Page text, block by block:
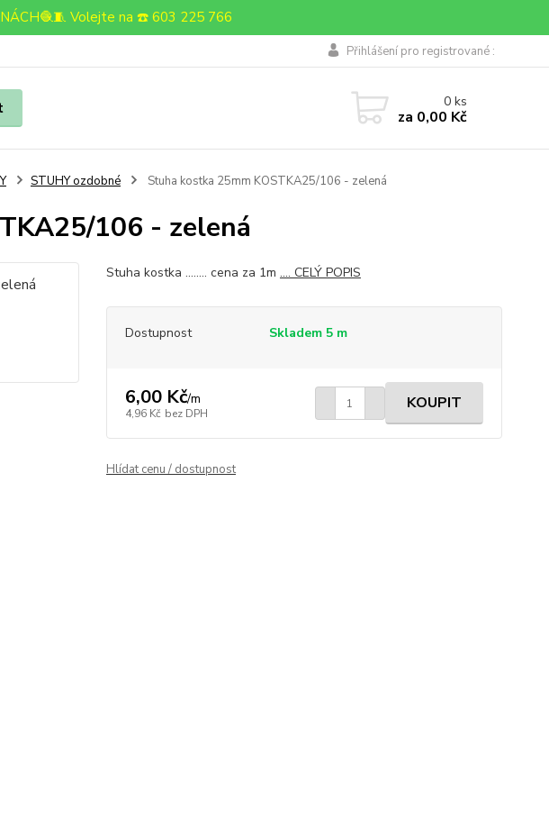
Volejte na ☎️ 603 225 766
Přihlášení pro registrované :
0ks
za 0,00 Kč
STUHY ozdobné Stuha kostka 25mm KOSTKA25/106 - zelená
106 - zelená
Stuha kostka ........ cena za 1m .... CELÝ POPIS
Dostupnost Skladem 5 m
6,00 Kč/m
4,96 Kč bez DPH
KOUPIT
Hlídat cenu / dostupnost